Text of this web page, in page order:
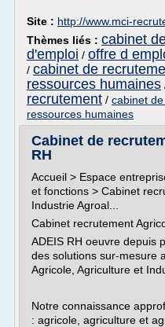
Site : http://www.mci-
Thèmes liés : cabinet
d'emploi / offre d
/ cabinet de
ressources humaines
recrutement / cabinet
ressources humaines
Cabinet de
RH
Accueil > Espace
et fonctions > Cabinet
Industrie Agroal...
Cabinet recrutement
ADEIS RH oeuvre depuis
des solutions sur-mesure
Agricole, Agriculture et
Notre connaissance
: agricole, agriculture et